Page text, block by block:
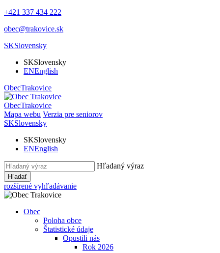
+421 337 434 222
obec@trakovice.sk
SKSlovensky
SKSlovensky
ENEnglish
ObecTrakovice
ObecTrakovice
Mapa webu Verzia pre seniorov
SKSlovensky
SKSlovensky
ENEnglish
Hľadaný výraz
Hľadať
rozšírené vyhľadávanie
Obec
Poloha obce
Štatistické údaje
Opustili nás
Rok 2026